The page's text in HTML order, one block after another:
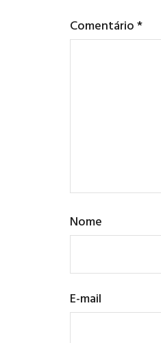
Comentário*
Nome
E-mail